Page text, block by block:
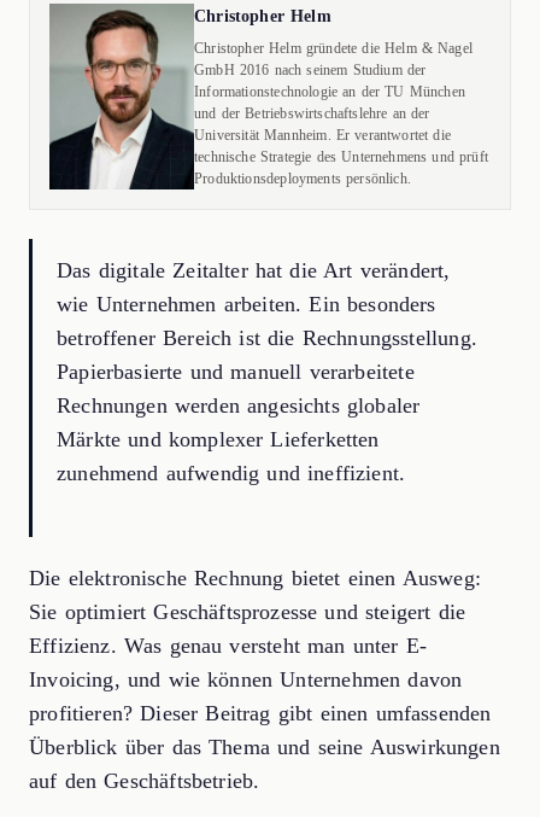
Christopher Helm
Christopher Helm gründete die Helm & Nagel
GmbH 2016 nach seinem Studium der
Informationstechnologie an der TU München
und der Betriebswirtschaftslehre an der
Universität Mannheim. Er verantwortet die
technische Strategie des Unternehmens und prüft
Produktionsdeployments persönlich.
Das digitale Zeitalter hat die Art verändert,
wie Unternehmen arbeiten. Ein besonders
betroffener Bereich ist die Rechnungsstellung.
Papierbasierte und manuell verarbeitete
Rechnungen werden angesichts globaler
Märkte und komplexer Lieferketten
zunehmend aufwendig und ineffizient.
Die elektronische Rechnung bietet einen Ausweg:
Sie optimiert Geschäftsprozesse und steigert die
Effizienz. Was genau versteht man unter E-
Invoicing, und wie können Unternehmen davon
profitieren? Dieser Beitrag gibt einen umfassenden
Überblick über das Thema und seine Auswirkungen
auf den Geschäftsbetrieb.